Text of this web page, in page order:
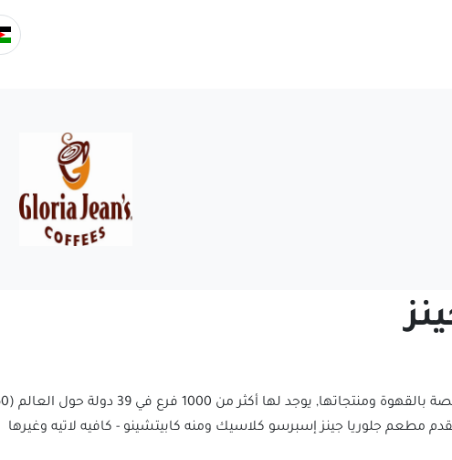
مطعم جلوريا جينز إسبرسو كلاسيك ومنه كابيتشينو - كافيه لاتيه وغيرها